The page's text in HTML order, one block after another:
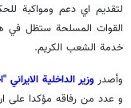
لتقديم اي دعم ومواكبة
القوات المسلحة ستظل في
خدمة الشعب الكريم.
وأصدروزير الداخلية
و عدد من رفاقه مؤكدا على